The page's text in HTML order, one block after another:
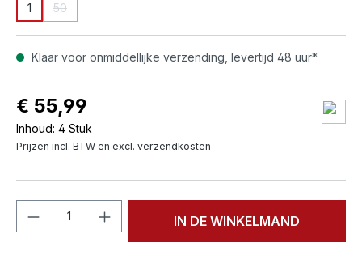
1 50
Klaar voor onmiddellijke verzending, levertijd 48 uur*
€ 55,99
Inhoud: 4 Stuk
Prijzen incl. BTW en excl. verzendkosten
Producthoeveelheid: Voer de
IN DE WINKELMAND